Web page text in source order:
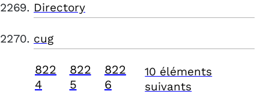
Directory
cug
822
4
822
5
822
6
10 éléments
suivants